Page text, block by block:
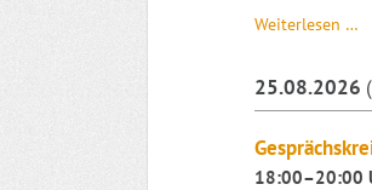
Weiterlesen …
25.08.2026
18:00–20:00